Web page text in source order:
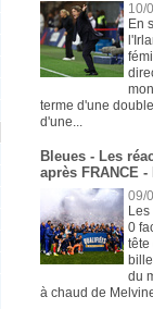
10/
En
terme d'une
d'une...
Bleues - Les
après FRANCE -
09/
Les
0
du
à chaud de